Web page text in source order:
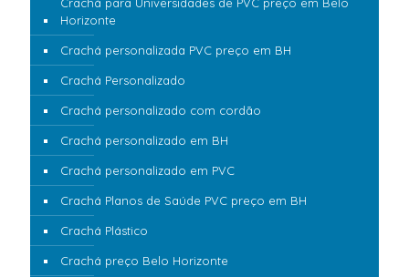
Crachá para Universidades de PVC preço em Belo
Horizonte
Crachá personalizada PVC preço em BH
Crachá Personalizado
Crachá personalizado com cordão
Crachá personalizado em BH
Crachá personalizado em PVC
Crachá Planos de Saúde PVC preço em BH
Crachá Plástico
Crachá preço Belo Horizonte